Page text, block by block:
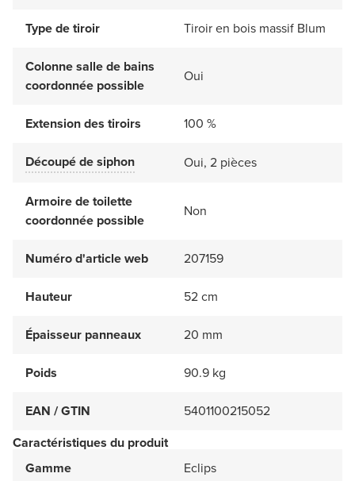
Type de tiroir Tiroir en bois massif Blum
Colonne salle de bains
coordonnée possible
Oui
Extension des tiroirs 100 %
Découpé de siphon Oui, 2 pièces
Armoire de toilette
coordonnée possible
Non
Numéro d'article web 207159
Hauteur 52 cm
Épaisseur panneaux 20 mm
Poids 90.9 kg
EAN / GTIN
5401100215052
Caractéristiques du produit
Gamme
Eclips